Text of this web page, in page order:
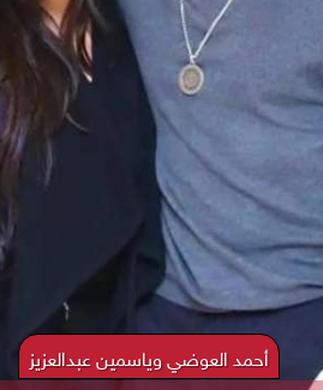
أحمد العوضي وياسمين عبدالعزيز